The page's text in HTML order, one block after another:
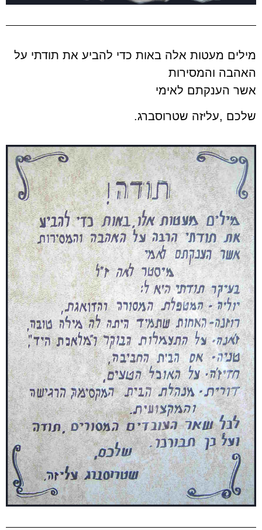
מילים מעטות אלה באות כדי להביע את תודתי על
האהבה והמסירות
אשר הענקתם לאימי
שלכם ,עליזה שטרוסברג.